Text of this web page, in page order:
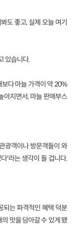
도 좋고, 실제 오늘 여기
있습니다.
다 마늘 가격이 약 20%
지면서, 마늘 판매부스
광객이나 방문객들이 와
'라는 생각이 들 겁니다.
되는 파격적인 혜택 덕분
맛을 담아갈 수 있게 됐